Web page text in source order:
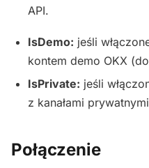
API.
IsDemo: jeśli
kontem demo OKX
IsPrivate: jeśli
z kanałami
Połączenie